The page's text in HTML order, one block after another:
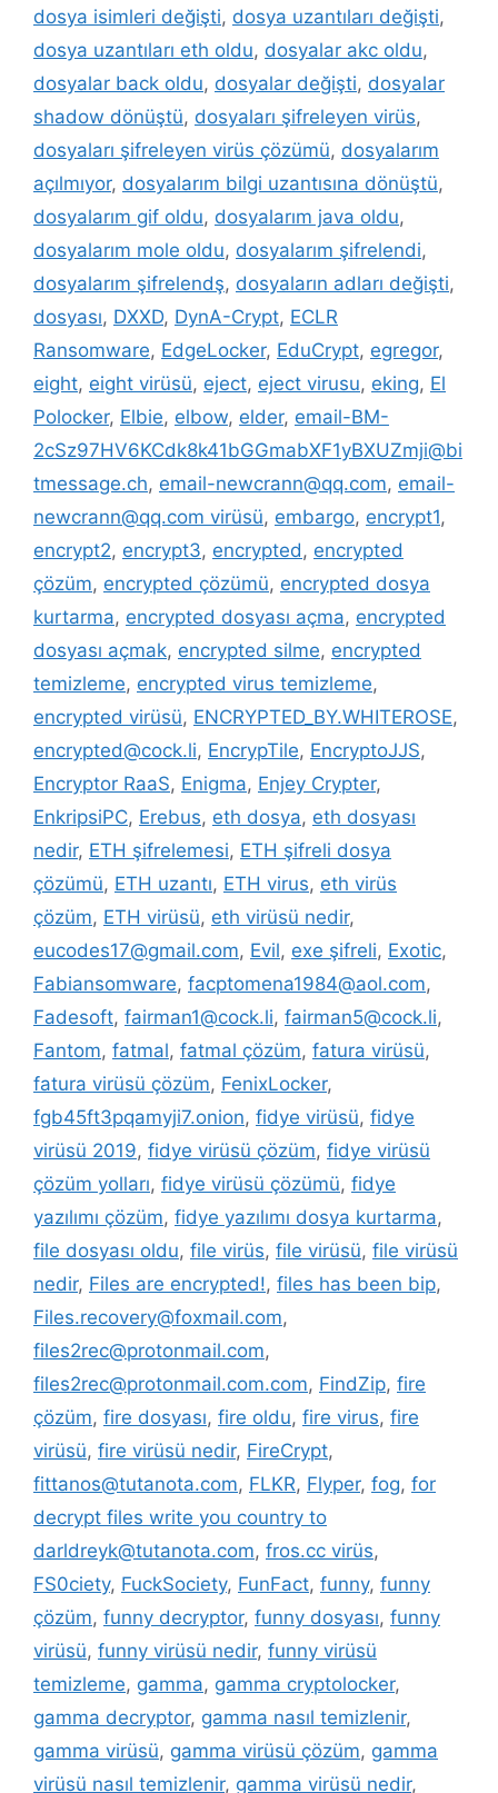
dosya isimleri değişti, dosya uzantıları değişti,
dosya uzantıları eth oldu, dosyalar akc oldu,
dosyalar back oldu, dosyalar değişti, dosyalar
shadow dönüştü, dosyaları şifreleyen virüs,
dosyaları şifreleyen virüs çözümü, dosyalarım
açılmıyor, dosyalarım bilgi uzantısına dönüştü,
dosyalarım gif oldu, dosyalarım java oldu,
dosyalarım mole oldu, dosyalarım şifrelendi,
dosyalarım şifrelendş, dosyaların adları değişti,
dosyası, DXXD, DynA-Crypt, ECLR
Ransomware, EdgeLocker, EduCrypt, egregor,
eight, eight virüsü, eject, eject virusu, eking, El
Polocker, Elbie, elbow, elder, email-BM-
2cSz97HV6KCdk8k41bGGmabXF1yBXUZmji@bi
tmessage.ch, email-newcrann@qq.com, email-
newcrann@qq.com virüsü, embargo, encrypt1,
encrypt2, encrypt3, encrypted, encrypted
çözüm, encrypted çözümü, encrypted dosya
kurtarma, encrypted dosyası açma, encrypted
dosyası açmak, encrypted silme, encrypted
temizleme, encrypted virus temizleme,
encrypted virüsü, ENCRYPTED_BY.WHITEROSE,
encrypted@cock.li, EncrypTile, EncryptoJJS,
Encryptor RaaS, Enigma, Enjey Crypter,
EnkripsiPC, Erebus, eth dosya, eth dosyası
nedir, ETH şifrelemesi, ETH şifreli dosya
çözümü, ETH uzantı, ETH virus, eth virüs
çözüm, ETH virüsü, eth virüsü nedir,
eucodes17@gmail.com, Evil, exe şifreli, Exotic,
Fabiansomware, facptomena1984@aol.com,
Fadesoft, fairman1@cock.li, fairman5@cock.li,
Fantom, fatmal, fatmal çözüm, fatura virüsü,
fatura virüsü çözüm, FenixLocker,
fgb45ft3pqamyji7.onion, fidye virüsü, fidye
virüsü 2019, fidye virüsü çözüm, fidye virüsü
çözüm yolları, fidye virüsü çözümü, fidye
yazılımı çözüm, fidye yazılımı dosya kurtarma,
file dosyası oldu, file virüs, file virüsü, file virüsü
nedir, Files are encrypted!, files has been bip,
Files.recovery@foxmail.com,
files2rec@protonmail.com,
files2rec@protonmail.com.com, FindZip, fire
çözüm, fire dosyası, fire oldu, fire virus, fire
virüsü, fire virüsü nedir, FireCrypt,
fittanos@tutanota.com, FLKR, Flyper, fog, for
decrypt files write you country to
darldreyk@tutanota.com, fros.cc virüs,
FS0ciety, FuckSociety, FunFact, funny, funny
çözüm, funny decryptor, funny dosyası, funny
virüsü, funny virüsü nedir, funny virüsü
temizleme, gamma, gamma cryptolocker,
gamma decryptor, gamma nasıl temizlenir,
gamma virüsü, gamma virüsü çözüm, gamma
virüsü nasıl temizlenir, gamma virüsü nedir,